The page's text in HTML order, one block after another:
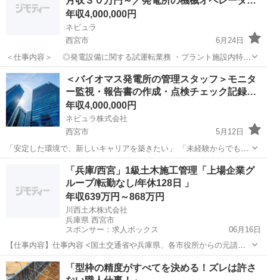
年収4,000,000円
ネビュラ
西宮市
6月24日
＜仕事内容＞ ◎発電設備に関する試運転業務 ・プラント施設内特別
重点施設建設工事における各機器の起動時の試運転（現場対応） ・プ
ラント施設内特別重点施設建設工事における通水作動試験及び配管フ
ラッシング工事の助勢業務（...
兵庫 西宮市 土木 未経験
＜バイオマス発電所の管理スタッフ＞モニタ
ー監視・報告書の作成・点検チェック記録…
年収4,000,000円
ネビュラ株式会社
西宮市
5月12日
「安定した環境で、新しいキャリアを築きたい」 「未経験からでも、
手に職をつけたい」 「プライベートも大切にしたい」 そんなあな
たにピッタリのお仕事です！ フリーター歴の長い方、社会人経験の少
ない方も大歓迎！ ...
土木 未経験
「兵庫/西宮」1級土木施工管理「上場企業グ
ループ/転勤なし/年休128日 」
年収639万円～868万円
川西土木株式会社
兵庫県 西宮市
スポンサー：求人ボックス
06月16日
【仕事内容】仕事内容 <国土交通省や兵庫県、各市役所からの元請け
業務が7～8割>兵庫県西宮市の現場を中心とした、土木工事(道路、河
川、造成、上下水道等)の施工管理。 具体的には ・発注者との打ち合
正社員
「型枠の精度がすべてを決める！ズレは許さ